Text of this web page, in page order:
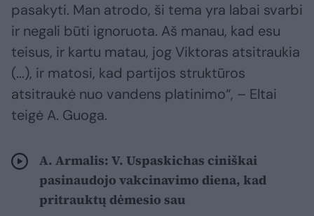
pasakyti. Man atrodo, ši tema yra labai svarbi
ir negali būti ignoruota. Aš manau, kad esu
teisus, ir kartu matau, jog Viktoras atsitraukia
(...), ir matosi, kad partijos struktūros
atsitraukė nuo vandens platinimo“, – Eltai
teigė A. Guoga.
A. Armalis: V. Uspaskichas ciniškai
pasinaudojo vakcinavimo diena, kad
pritrauktų dėmesio sau